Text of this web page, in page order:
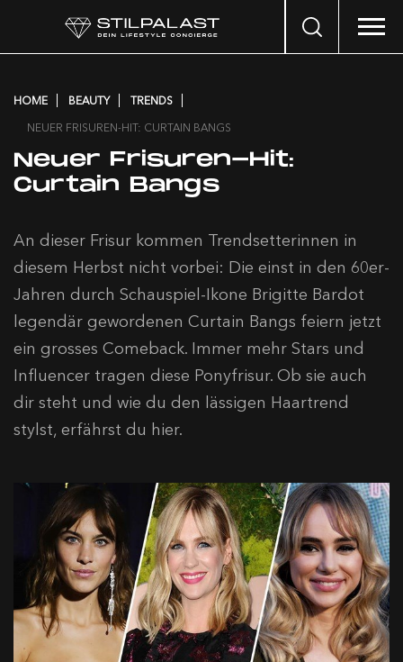
Search
HOME BEAUTY
TRENDS
NEUER FRISUREN-HIT: CURTAIN BANGS
Neuer Frisuren-Hit:
Curtain Bangs
An dieser Frisur kommen Trendsetterinnen in
diesem Herbst nicht vorbei: Die einst in den 60er-
Jahren durch Schauspiel-Ikone Brigitte Bardot
legendär gewordenen Curtain Bangs feiern jetzt
ein grosses Comeback. Immer mehr Stars und
Influencer tragen diese Ponyfrisur. Ob sie auch
dir steht und wie du den lässigen Haartrend
stylst, erfährst du hier.